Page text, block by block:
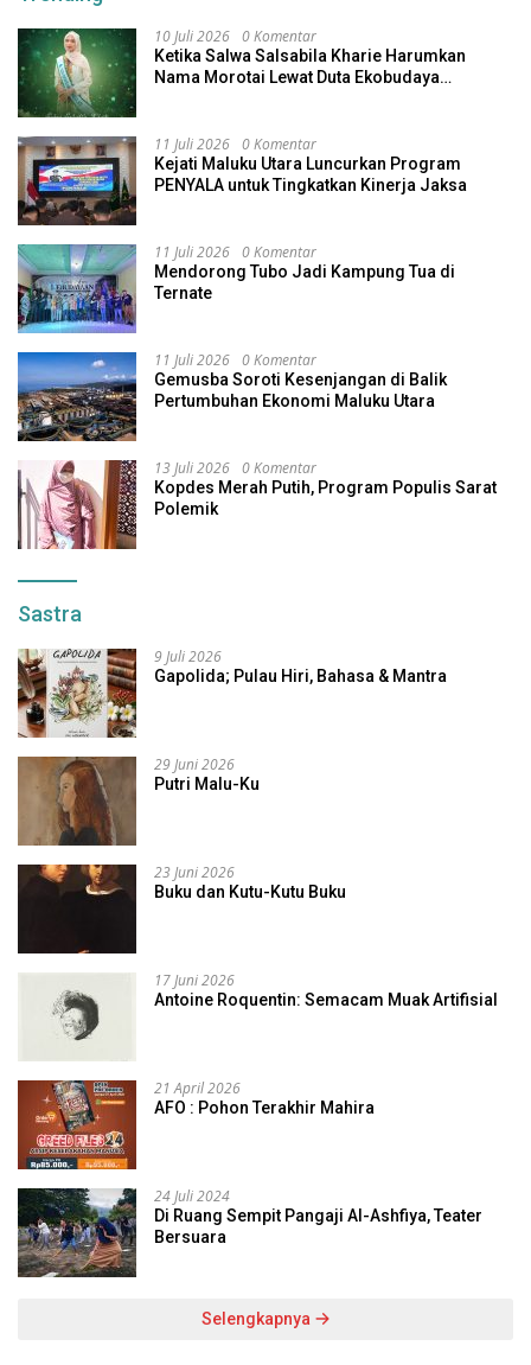
10 Juli 2026 0 Komentar
Ketika Salwa Salsabila Kharie Harumkan
Nama Morotai Lewat Duta Ekobudaya
11 Juli 2026 0 Komentar
Kejati Maluku Utara Luncurkan Program
PENYALA untuk Tingkatkan Kinerja Jaksa
11 Juli 2026 0 Komentar
Mendorong Tubo Jadi Kampung Tua di
Ternate
11 Juli 2026 0 Komentar
Gemusba Soroti Kesenjangan di Balik
Pertumbuhan Ekonomi Maluku Utara
13 Juli 2026 0 Komentar
Kopdes Merah Putih, Program Populis Sarat
Polemik
Sastra
9 Juli 2026
Gapolida; Pulau Hiri, Bahasa & Mantra
29 Juni 2026
Putri Malu-Ku
23 Juni 2026
Buku dan Kutu-Kutu Buku
17 Juni 2026
Antoine Roquentin: Semacam Muak Artifisial
21 April 2026
AFO : Pohon Terakhir Mahira
24 Juli 2024
Di Ruang Sempit Pangaji Al-Ashfiya, Teater
Bersuara
Selengkapnya